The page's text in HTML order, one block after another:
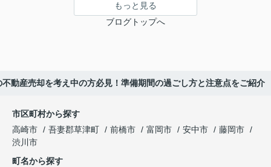
もっと見る
ブログトップへ
不動産売却を考え中の方必見！準備期間の過ごし方と注意点をご紹介
市区町村から探す
高崎市
吾妻郡草津町 前橋市 富岡市 安中市
藤岡市
渋川市
町名から探す